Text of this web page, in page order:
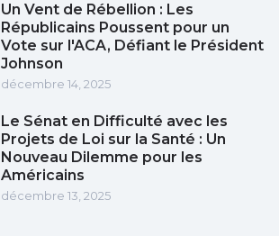
Un Vent de Rébellion : Les
Républicains Poussent pour un
Vote sur l'ACA, Défiant le Président
Johnson
décembre 14, 2025
Le Sénat en Difficulté avec les
Projets de Loi sur la Santé : Un
Nouveau Dilemme pour les
Américains
décembre 13, 2025